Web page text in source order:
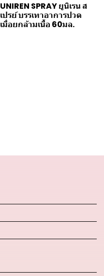
UNIREN SPRAY ยูนิเรน ส
เปรย์ บรรเทาอาการปวด
เมื่อยกล้ามเนื้อ 60มล.